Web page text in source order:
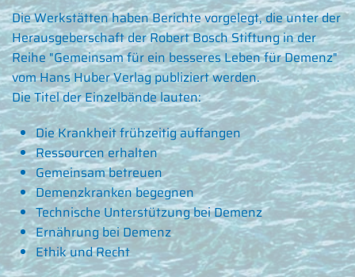
Die Werkstätten haben Berichte vorgelegt, die unter der
Herausgeberschaft der Robert Bosch Stiftung in der
Reihe "Gemeinsam für ein besseres Leben für Demenz"
vom Hans Huber Verlag publiziert werden.
Die Titel der Einzelbände lauten:
Die Krankheit frühzeitig auffangen
Ressourcen erhalten
Gemeinsam betreuen
Demenzkranken begegnen
Technische Unterstützung bei Demenz
Ernährung bei Demenz
Ethik und Recht